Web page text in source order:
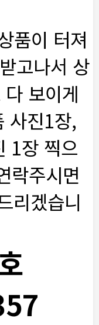
품이 터져
고나서 상
보이게
사진1장,
1장 찍으
락주시면
리겠습니